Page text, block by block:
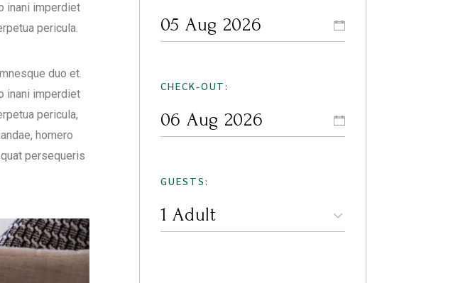
inani imperdiet
pericula.
duo et.
inani imperdiet
pericula,
homero
persequeris
CHECK-OUT:
GUESTS: